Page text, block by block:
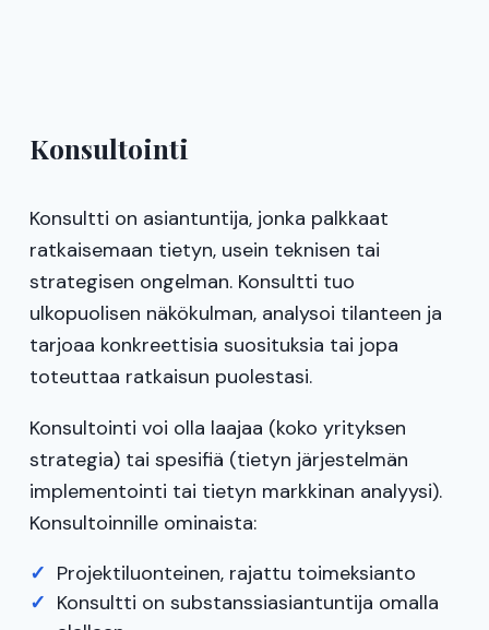
Konsultointi
Konsultti on asiantuntija, jonka palkkaat
ratkaisemaan tietyn, usein teknisen tai
strategisen ongelman. Konsultti tuo
ulkopuolisen näkökulman, analysoi tilanteen ja
tarjoaa konkreettisia suosituksia tai jopa
toteuttaa ratkaisun puolestasi.
Konsultointi voi olla laajaa (koko yrityksen
strategia) tai spesifiä (tietyn järjestelmän
implementointi tai tietyn markkinan analyysi).
Konsultoinnille ominaista:
Projektiluonteinen, rajattu toimeksianto
Konsultti on substanssiasiantuntija omalla